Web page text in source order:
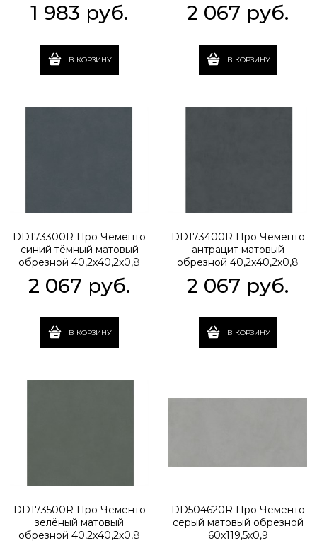
1 983 руб.
В КОРЗИНУ
2 067 руб.
В КОРЗИНУ
DD173300R Про Чементо
синий тёмный матовый
обрезной 40,2x40,2x0,8
2 067 руб.
В КОРЗИНУ
DD173400R Про Чементо
антрацит матовый
обрезной 40,2x40,2x0,8
2 067 руб.
В КОРЗИНУ
DD173500R Про Чементо
зелёный матовый
обрезной 40,2x40,2x0,8
DD504620R Про Чементо
серый матовый обрезной
60x119,5x0,9